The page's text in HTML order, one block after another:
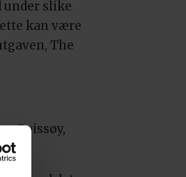
under slike
kan være
The
Spissøy,